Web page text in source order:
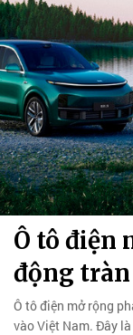
Ô tô điện
động
Ô tô điện mở rộng
vào Việt Nam. Đây